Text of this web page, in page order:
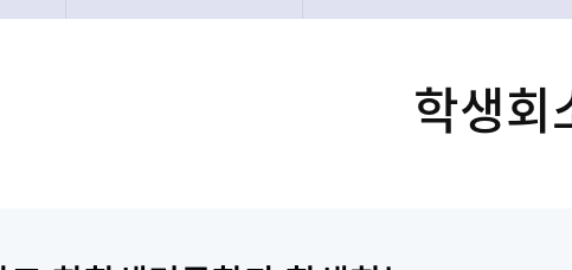
학과소개
명예교수
강사
조교
학생회